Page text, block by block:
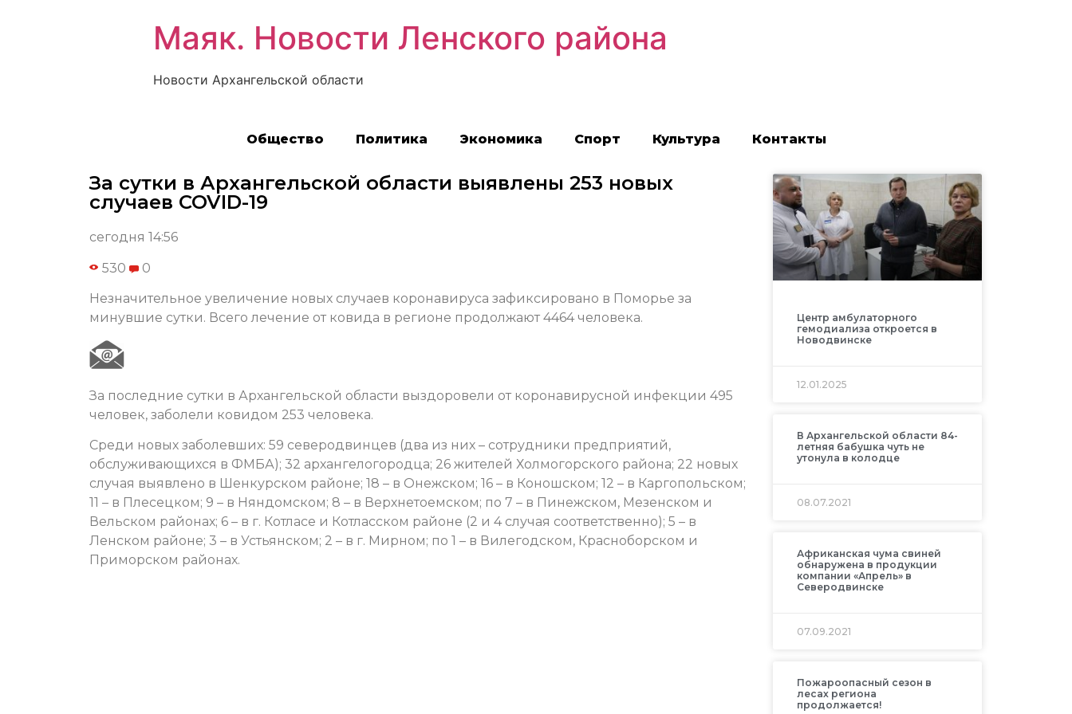
Маяк. Новости Ленского района
Новости Архангельской области
Общество Политика Экономика Спорт Культура Контакты
За сутки в Архангельской области выявлены 253 новых
случаев COVID-19
сегодня 14:56
530 0
Незначительное увеличение новых случаев коронавируса зафиксировано в Поморье за
минувшие сутки. Всего лечение от ковида в регионе продолжают 4464 человека.
За последние сутки в Архангельской области выздоровели от коронавирусной инфекции 495
человек, заболели ковидом 253 человека.
Среди новых заболевших: 59 северодвинцев (два из них – сотрудники предприятий,
обслуживающихся в ФМБА); 32 архангелогородца; 26 жителей Холмогорского района; 22 новых
случая выявлено в Шенкурском районе; 18 – в Онежском; 16 – в Коношском; 12 – в Каргопольском;
11 – в Плесецком; 9 – в Няндомском; 8 – в Верхнетоемском; по 7 – в Пинежском, Мезенском и
Вельском районах; 6 – в г. Котласе и Котласском районе (2 и 4 случая соответственно); 5 – в
Ленском районе; 3 – в Устьянском; 2 – в г. Мирном; по 1 – в Вилегодском, Красноборском и
Приморском районах.
Центр амбулаторного
гемодиализа откроется в
Новодвинске
12.01.2025
В Архангельской области 84-
летняя бабушка чуть не
утонула в колодце
08.07.2021
Африканская чума свиней
обнаружена в продукции
компании «Апрель» в
Северодвинске
07.09.2021
Пожароопасный сезон в
лесах региона
продолжается!